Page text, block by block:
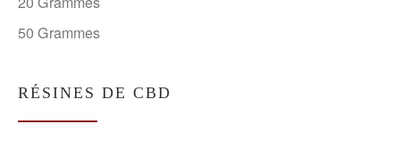
50 Grammes
RÉSINES DE CBD